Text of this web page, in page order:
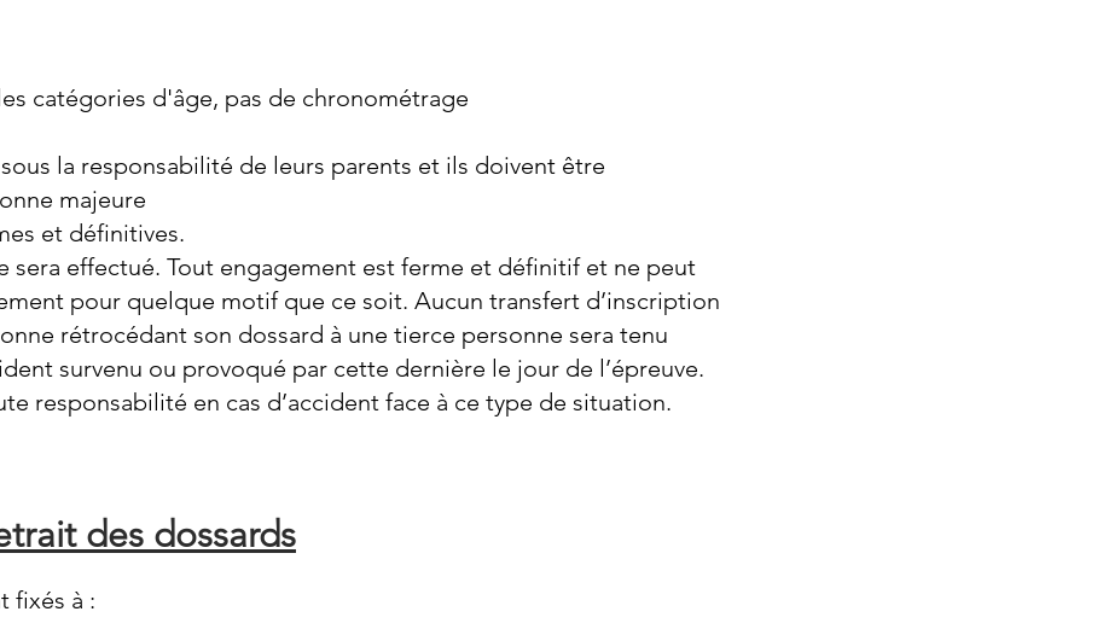
catégories d'âge, pas de chronométrage
la responsabilité de leurs parents et ils doivent être
majeure
et définitives.
sera effectué. Tout engagement est ferme et définitif et ne peut
pour quelque motif que ce soit. Aucun transfert d’inscription
rétrocédant son dossard à une tierce personne sera tenu
survenu ou provoqué par cette dernière le jour de l’épreuve.
responsabilité en cas d’accident face à ce type de situation.
des dossards
fixés à :